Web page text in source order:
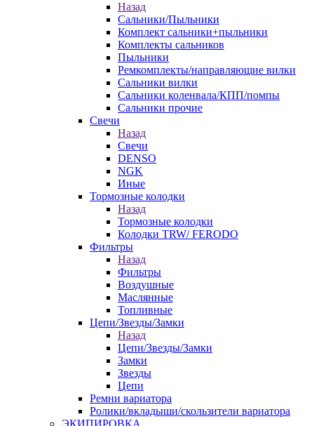
Назад
Сальники/Пыльники
Комплект сальники+пыльники
Комплекты сальников
Пыльники
Ремкомплекты/направляющие вилки
Сальники вилки
Сальники коленвала/КПП/помпы
Сальники прочие
Свечи
Назад
Свечи
DENSO
NGK
Иные
Тормозные колодки
Назад
Тормозные колодки
Колодки TRW/ FERODO
Фильтры
Назад
Фильтры
Воздушные
Маслянные
Топливные
Цепи/Звезды/Замки
Назад
Цепи/Звезды/Замки
Замки
Звезды
Цепи
Ремни вариатора
Ролики/вкладыши/скользители вариатора
ЭКИПИРОВКА